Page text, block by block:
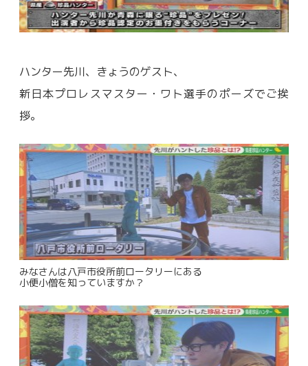
ハンター先川、きょうのゲスト、
新日本プロレスマスター・ワト選手のポーズでご挨
拶。
みなさんは八戸市役所前ロータリーにある
小便小僧を知っていますか？